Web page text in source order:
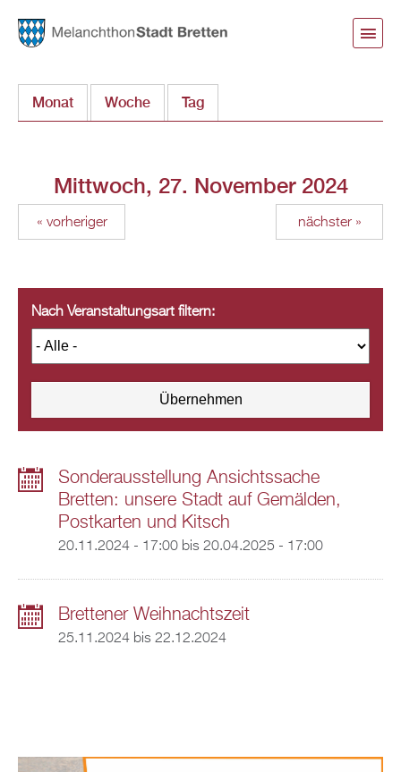
Monat Woche Tag
Mittwoch, 27. November 2024
« vorheriger nächster »
Nach Veranstaltungsart filtern:
Sonderausstellung Ansichtssache
Bretten: unsere Stadt auf Gemälden,
Postkarten und Kitsch
20.11.2024 - 17:00bis 20.04.2025 - 17:00
Brettener Weihnachtszeit
25.11.2024bis 22.12.2024